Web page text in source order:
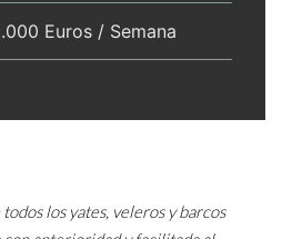
Euros / Semana
los yates, veleros y barcos